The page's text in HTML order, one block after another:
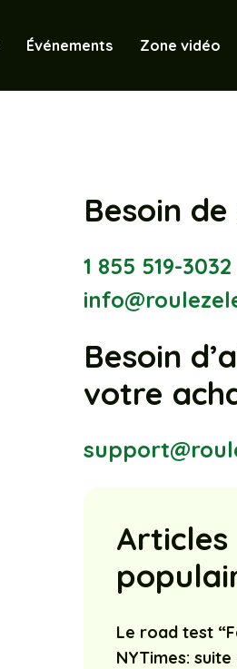
Événements Zone vidéo
Besoin
1 855 519-3032
Besoin
votre
Articles
Le road test
NYTimes: